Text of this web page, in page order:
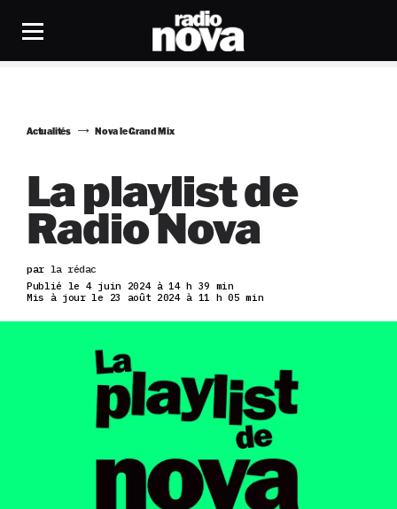
Actualités Nova le Grand Mix
La playlist de
Radio Nova
par la rédac
Publié le 4 juin 2024 à 14 h 39 min
Mis à jour le 23 août 2024 à 11 h 05 min